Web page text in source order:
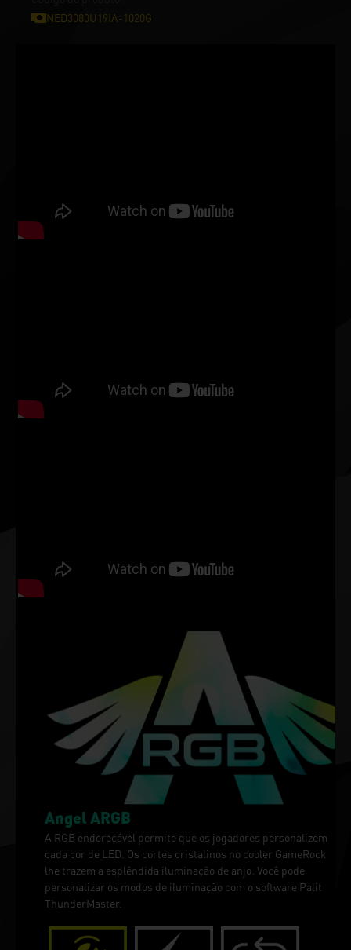
NED3080U19IA-1020G
Angel ARGB
A RGB endereçável permite que os jogadores personalizem
cada cor de LED. Os cortes cristalinos no cooler GameRock
lhe trazem a esplêndida iluminação de anjo. Você pode
personalizar os modos de iluminação com o software Palit
ThunderMaster.